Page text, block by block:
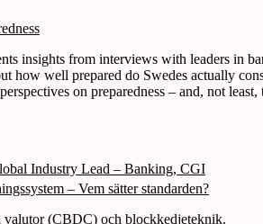
insights from interviews with leaders in
how well prepared do Swedes actually
on preparedness – and, not
Industry Lead – Banking, CGI
– Vem sätter standarden?
valutor (CBDC) och blockkedjeteknik.